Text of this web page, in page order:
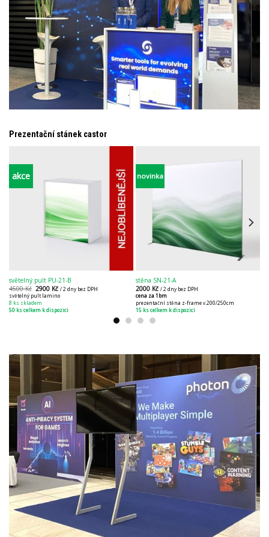
Prezentační stánek castor
akce
světelný pult PU-21-B
4500Kč 2900 Kč / 2 dny bez DPH
světelný pult lamino
8 ks skladem
50 ks celkem k dispozici
novinka
stěna SN-21-A
2000 Kč / 2 dny bez DPH
cena za 1bm
prezentační stěna z-frame v.200/250cm
15 ks celkem k dispozici